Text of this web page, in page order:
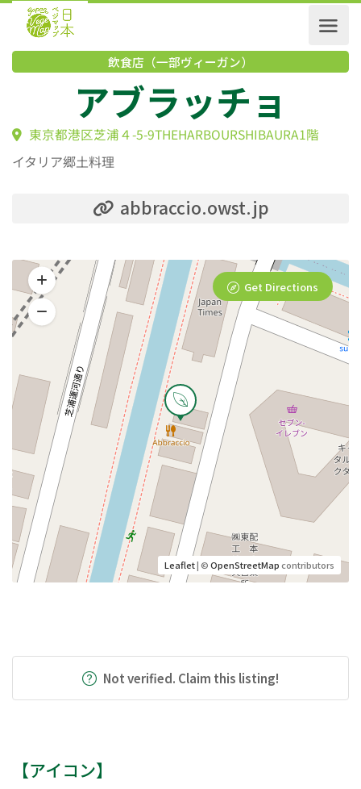
飲食店（一部ヴィーガン）
アブラッチョ
東京都港区芝浦４-5-9THEHARBOURSHIBAURA1階
イタリア郷土料理
abbraccio.owst.jp
Leaflet| ©OpenStreetMapcontributors
Get Directions
Not verified. Claim this listing!
【アイコン】